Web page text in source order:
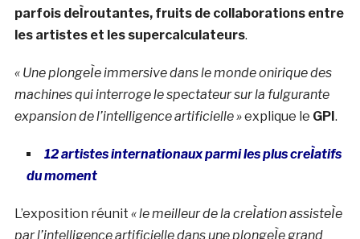
parfois deÌroutantes, fruits de collaborations entre
les artistes et les supercalculateurs.
« Une plongeÌe immersive dans le monde onirique des
machines qui interroge le spectateur sur la fulgurante
expansion de l’intelligence artificielle »explique le GPI.
12 artistes internationaux parmi les plus creÌatifs
du moment
L’exposition réunit « le meilleur de la creÌation assisteÌe
par l’intelligence artificielle dans une plongeÌe grand